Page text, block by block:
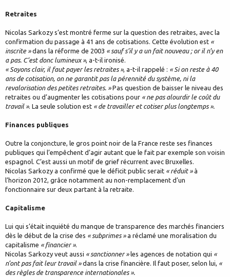
Retraites
Nicolas Sarkozy s’est montré ferme sur la question des retraites, avec la
confirmation du passage à 41 ans de cotisations. Cette évolution est «
inscrite »dans la réforme de 2003 « sauf s’il y a un fait nouveau ; or il n’y en
a pas. C’est donc lumineux », a-t-il ironisé.
« Soyons clair, il faut payer les retraites », a-t-il rappelé : « Si on reste à 40
ans de cotisation, on ne garantit pas la pérennité du système, ni la
revalorisation des petites retraites. »Pas question de baisser le niveau des
retraites ou d’augmenter les cotisations pour « ne pas alourdir le coût du
travail ». La seule solution est « de travailler et cotiser plus longtemps ».
Finances publiques
Outre la conjoncture, le gros point noir de la France reste ses finances
publiques qui l’empêchent d’agir autant que le fait par exemple son voisin
espagnol. C’est aussi un motif de grief récurrent avec Bruxelles.
Nicolas Sarkozy a confirmé que le déficit public serait « réduit »à
l’horizon 2012, grâce notamment au non-remplacement d’un
fonctionnaire sur deux partant à la retraite.
Capitalisme
Lui qui s’était inquiété du manque de transparence des marchés financiers
dès le début de la crise des « subprimes »a réclamé une moralisation du
capitalisme « financier ».
Nicolas Sarkozy veut aussi « sanctionner »les agences de notation qui «
n’ont pas fait leur travail »dans la crise financière. Il faut poser, selon lui, «
des règles de transparence internationales ».